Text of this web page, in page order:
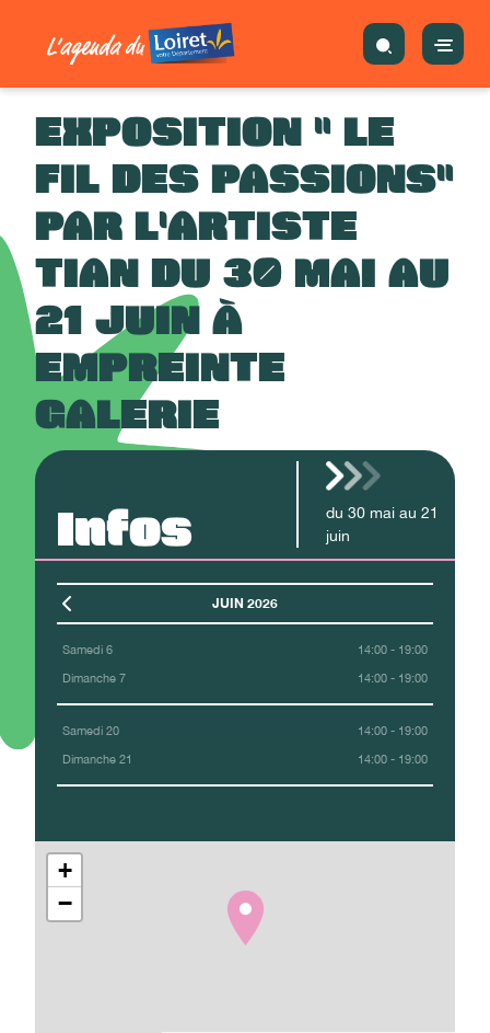
EXPOSITION " LE
FIL DES PASSIONS"
PAR L'ARTISTE
TIAN DU 30 MAI AU
21 JUIN À
EMPREINTE
GALERIE
Infos du 30 mai au 21
juin
JUIN 2026
Samedi 6 14:00 - 19:00
Dimanche 7 14:00 - 19:00
Samedi 20 14:00 - 19:00
Dimanche 21 14:00 - 19:00
+
−